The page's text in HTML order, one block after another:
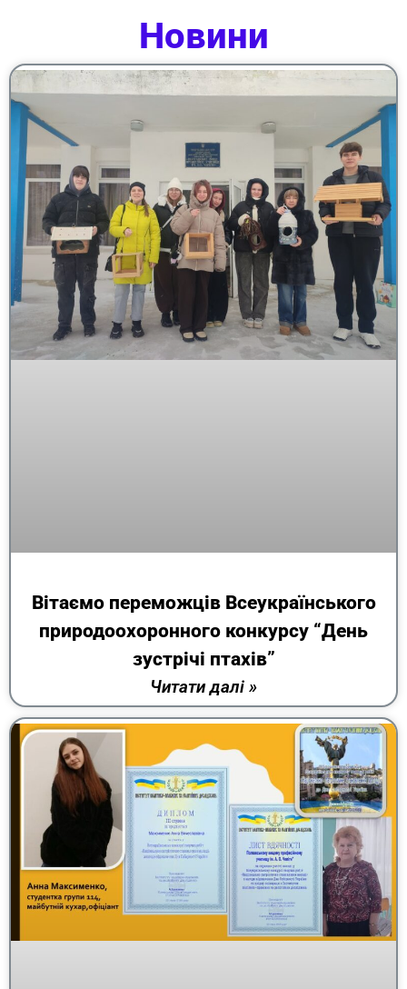
Новини
Вітаємо переможців Всеукраїнського
природоохоронного конкурсу “День
зустрічі птахів”
Читати далі »